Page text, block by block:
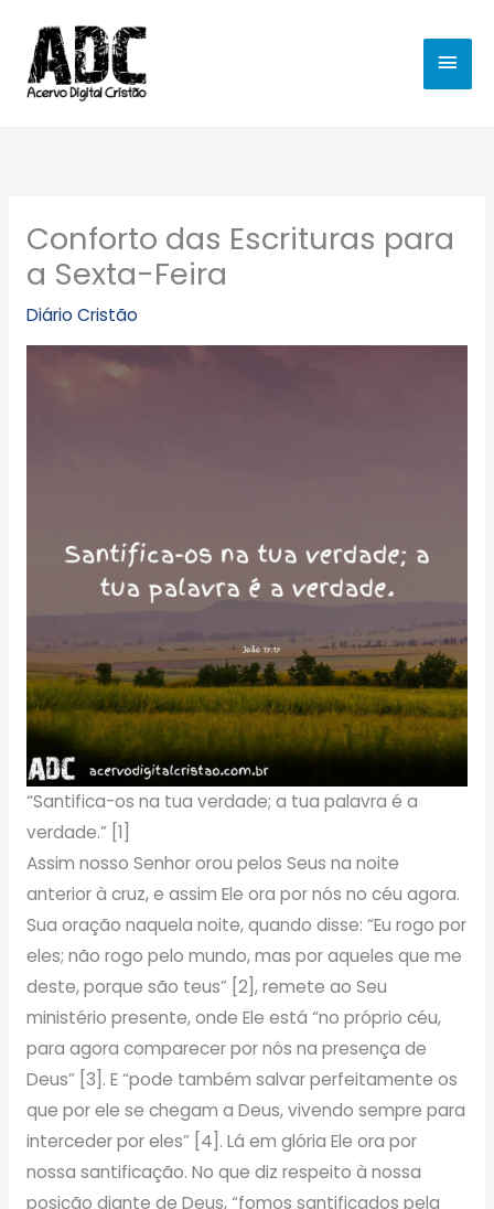
para
conteúdo
Conforto das Escrituras para
a Sexta-Feira
Diário Cristão
“Santifica-os na tua verdade; a tua palavra é a
verdade.” [1]
Assim nosso Senhor orou pelos Seus na noite
anterior à cruz, e assim Ele ora por nós no céu agora.
Sua oração naquela noite, quando disse: “Eu rogo por
eles; não rogo pelo mundo, mas por aqueles que me
deste, porque são teus” [2], remete ao Seu
ministério presente, onde Ele está “no próprio céu,
para agora comparecer por nós na presença de
Deus” [3]. E “pode também salvar perfeitamente os
que por ele se chegam a Deus, vivendo sempre para
interceder por eles” [4]. Lá em glória Ele ora por
nossa santificação. No que diz respeito à nossa
posição diante de Deus, “fomos santificados pela